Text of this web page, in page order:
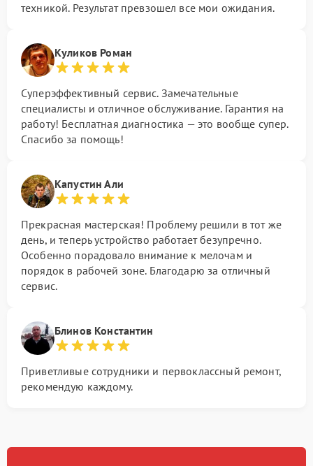
техникой. Результат превзошел все мои ожидания.
Куликов Роман
Суперэффективный сервис. Замечательные
специалисты и отличное обслуживание. Гарантия на
работу! Бесплатная диагностика — это вообще супер.
Спасибо за помощь!
Капустин Али
Прекрасная мастерская! Проблему решили в тот же
день, и теперь устройство работает безупречно.
Особенно порадовало внимание к мелочам и
порядок в рабочей зоне. Благодарю за отличный
сервис.
Блинов Константин
Приветливые сотрудники и первоклассный ремонт,
рекомендую каждому.